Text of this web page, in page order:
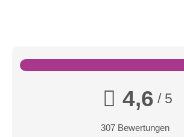
4,6 / 5
307 Bewertungen